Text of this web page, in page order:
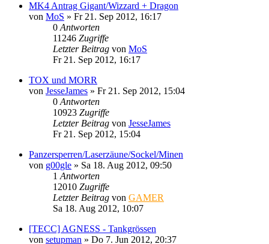
MK4 Antrag Gigant/Wizzard + Dragon
von MoS » Fr 21. Sep 2012, 16:17
0 Antworten
11246 Zugriffe
Letzter Beitrag von MoS
Fr 21. Sep 2012, 16:17
TOX und MORR
von JesseJames » Fr 21. Sep 2012, 15:04
0 Antworten
10923 Zugriffe
Letzter Beitrag von JesseJames
Fr 21. Sep 2012, 15:04
Panzersperren/Laserzäune/Sockel/Minen
von g00gle » Sa 18. Aug 2012, 09:50
1 Antworten
12010 Zugriffe
Letzter Beitrag von GAMER
Sa 18. Aug 2012, 10:07
[TECC] AGNESS - Tankgrössen
von setupman » Do 7. Jun 2012, 20:37